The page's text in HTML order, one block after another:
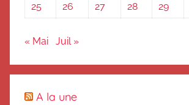
25
26 27 28 29
« Mai Juil »
A la une